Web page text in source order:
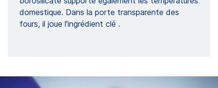
domestique. Dans la porte transparente des
fours, il joue l'ingrédient clé .